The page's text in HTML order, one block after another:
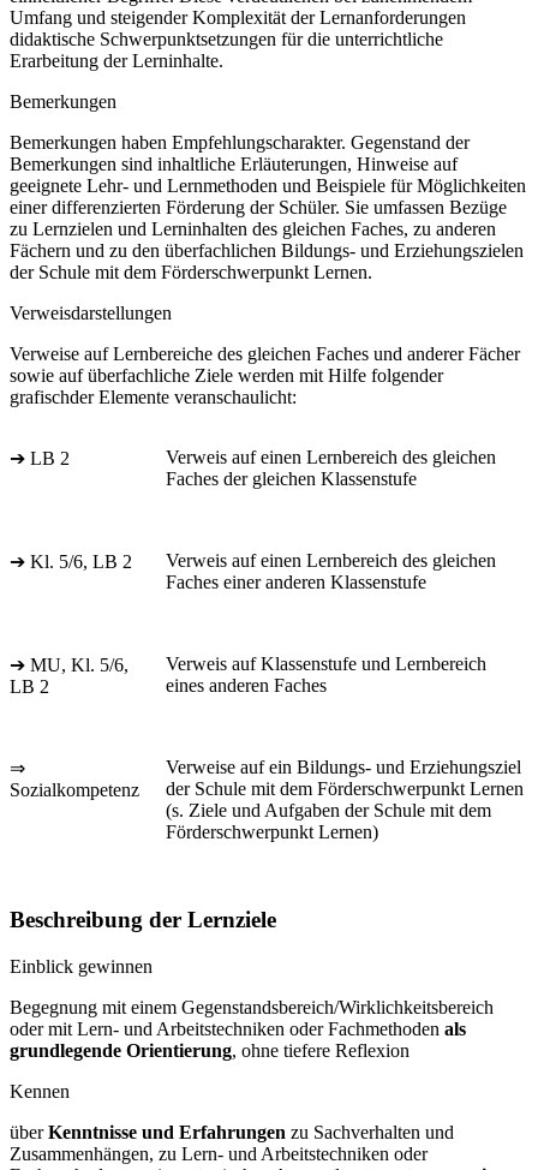
Umfang und steigender Komplexität der Lernanforderungen
didaktische Schwerpunktsetzungen für die unterrichtliche
Erarbeitung der Lerninhalte.
Bemerkungen
Bemerkungen haben Empfehlungscharakter. Gegenstand der
Bemerkungen sind inhaltliche Erläuterungen, Hinweise auf
geeignete Lehr- und Lernmethoden und Beispiele für Möglichkeiten
einer differenzierten Förderung der Schüler. Sie umfassen Bezüge
zu Lernzielen und Lerninhalten des gleichen Faches, zu anderen
Fächern und zu den überfachlichen Bildungs- und Erziehungszielen
der Schule mit dem Förderschwerpunkt Lernen.
Verweisdarstellungen
Verweise auf Lernbereiche des gleichen Faches und anderer Fächer
sowie auf überfachliche Ziele werden mit Hilfe folgender
grafischder Elemente veranschaulicht:
➔ LB 2
Verweis auf einen Lernbereich des gleichen
Faches der gleichen Klassenstufe
➔ Kl. 5/6, LB 2
Verweis auf einen Lernbereich des gleichen
Faches einer anderen Klassenstufe
➔ MU, Kl. 5/6,
LB 2
Verweis auf Klassenstufe und Lernbereich
eines anderen Faches
⇒
Sozialkompetenz
Verweise auf ein Bildungs- und Erziehungsziel
der Schule mit dem Förderschwerpunkt Lernen
(s. Ziele und Aufgaben der Schule mit dem
Förderschwerpunkt Lernen)
Beschreibung der Lernziele
Einblick gewinnen
Begegnung mit einem Gegenstandsbereich/Wirklichkeitsbereich
oder mit Lern- und Arbeitstechniken oder Fachmethoden als
grundlegende Orientierung, ohne tiefere Reflexion
Kennen
überKenntnisse und Erfahrungen zu Sachverhalten und
Zusammenhängen, zu Lern- und Arbeitstechniken oder